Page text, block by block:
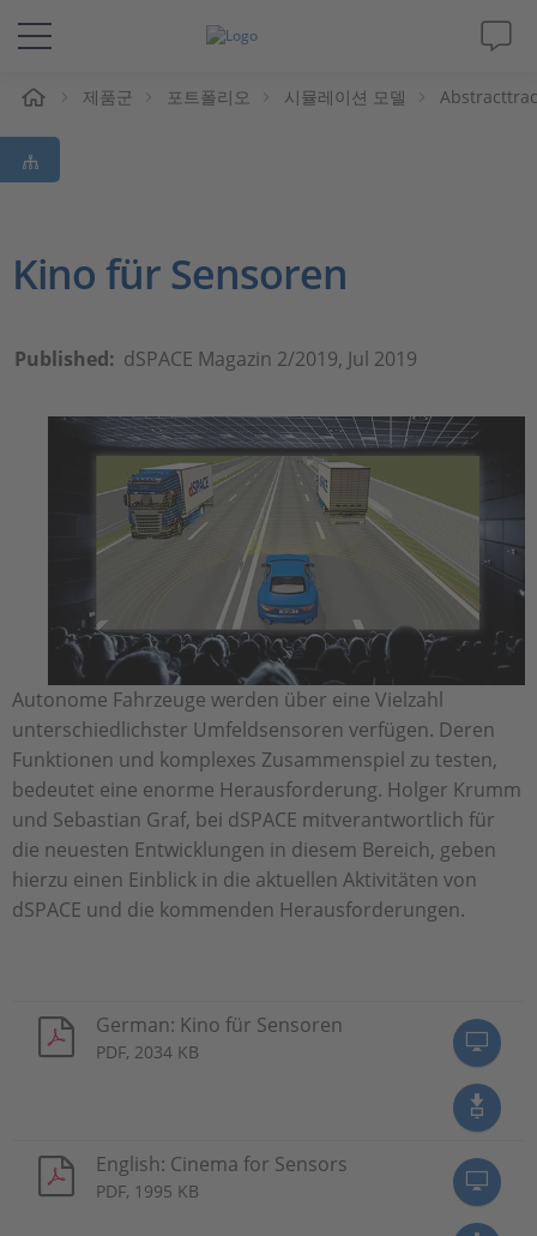
솔루션 및 제품
Support
인재채용
제품군 포트폴리오 시뮬레이션 모델
Kino für Sensoren
Published: dSPACE Magazin 2/2019, Jul 2019
Autonome Fahrzeuge werden über eine Vielzahl
unterschiedlichster Umfeldsensoren verfügen. Deren
Funktionen und komplexes Zusammenspiel zu testen,
bedeutet eine enorme Herausforderung. Holger Krumm
und Sebastian Graf, bei dSPACE mitverantwortlich für
die neuesten Entwicklungen in diesem Bereich, geben
hierzu einen Einblick in die aktuellen Aktivitäten von
dSPACE und die kommenden Herausforderungen.
German: Kino für Sensoren
PDF, 2034 KB
English: Cinema for Sensors
PDF, 1995 KB